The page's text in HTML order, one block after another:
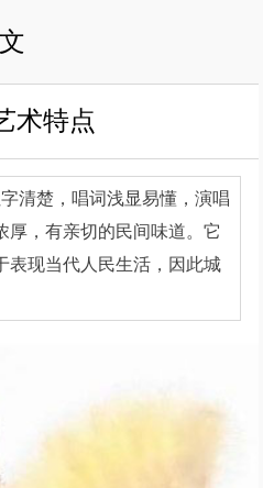
术特点
清楚，唱词浅显易懂，演唱
厚，有亲切的民间味道。它
表现当代人民生活，因此城